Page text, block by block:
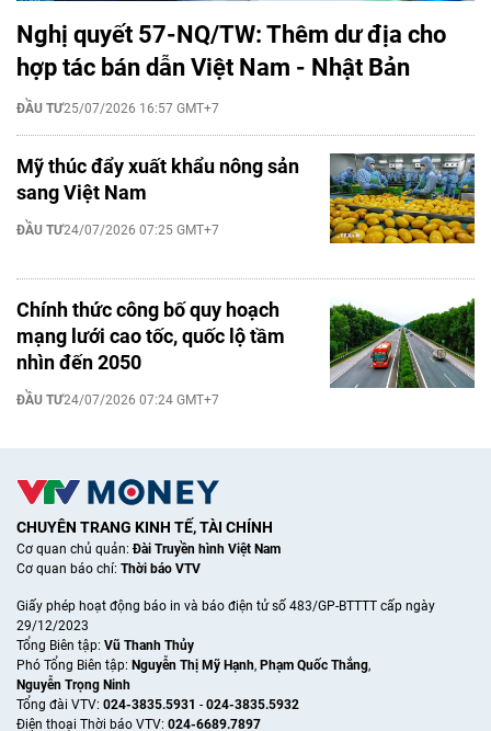
Nghị quyết 57-NQ/TW: Thêm dư địa cho
hợp tác bán dẫn Việt Nam - Nhật Bản
ĐẦU TƯ25/07/2026 16:57 GMT+7
Mỹ thúc đẩy xuất khẩu nông sản
sang Việt Nam
ĐẦU TƯ24/07/2026 07:25 GMT+7
Chính thức công bố quy hoạch
mạng lưới cao tốc, quốc lộ tầm
nhìn đến 2050
ĐẦU TƯ24/07/2026 07:24 GMT+7
CHUYÊN TRANG KINH TẾ, TÀI CHÍNH
Cơ quan chủ quản:Đài Truyền hình Việt Nam
Cơ quan báo chí: Thời báo VTV
Giấy phép hoạt động báo in và báo điện tử số 483/GP-BTTTT cấp ngày
29/12/2023
Tổng Biên tập: Vũ Thanh Thủy
Phó Tổng Biên tập: Nguyễn Thị Mỹ Hạnh, Phạm Quốc Thắng,
Nguyễn Trọng Ninh
Tổng đài VTV: 024-3835.5931 - 024-3835.5932
Ðiện thoại Thời báo VTV: 024-6689.7897